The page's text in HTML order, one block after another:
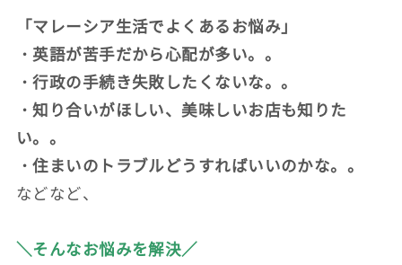
「マレーシア生活でよくあるお悩み」
・英語が苦手だから心配が多い。。
・行政の手続き失敗したくないな。。
・知り合いがほしい、美味しいお店も知りた
い。。
・住まいのトラブルどうすればいいのかな。。
などなど、
＼そんなお悩みを解決／